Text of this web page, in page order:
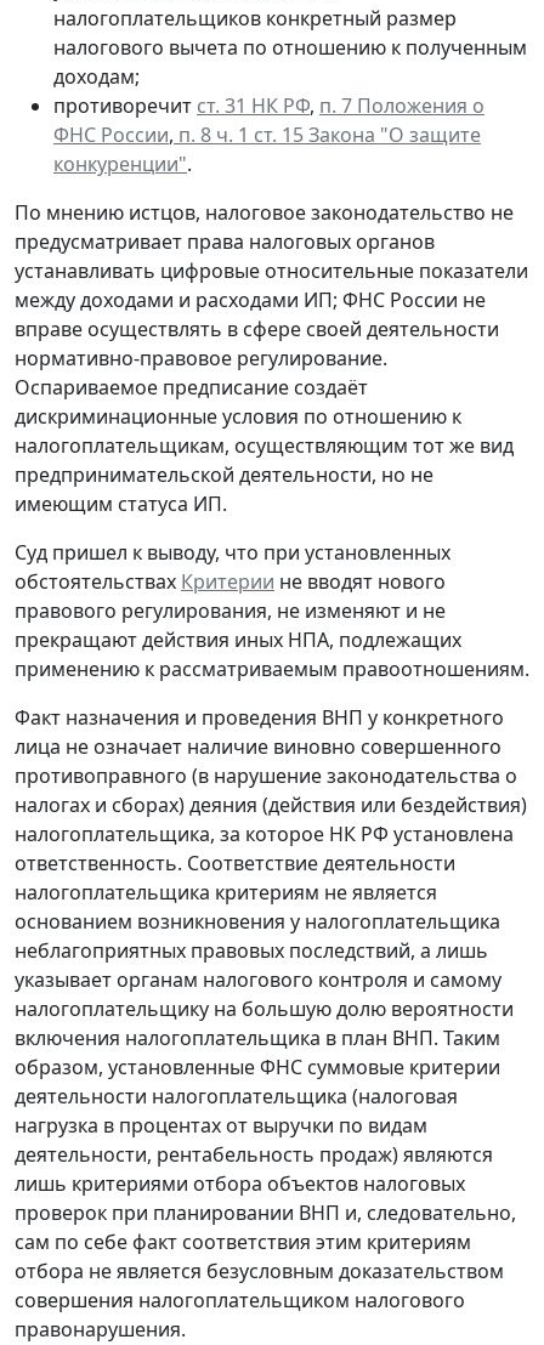
налогоплательщиков конкретный размер
налогового вычета по отношению к полученным
доходам;
противоречит ст. 31 НК РФ, п. 7 Положения о
ФНС России, п. 8 ч. 1 ст. 15 Закона "О защите
конкуренции".
По мнению истцов, налоговое законодательство не
предусматривает права налоговых органов
устанавливать цифровые относительные показатели
между доходами и расходами ИП; ФНС России не
вправе осуществлять в сфере своей деятельности
нормативно-правовое регулирование.
Оспариваемое предписание создаёт
дискриминационные условия по отношению к
налогоплательщикам, осуществляющим тот же вид
предпринимательской деятельности, но не
имеющим статуса ИП.
Суд пришел к выводу, что при установленных
обстоятельствах Критерии не вводят нового
правового регулирования, не изменяют и не
прекращают действия иных НПА, подлежащих
применению к рассматриваемым правоотношениям.
Факт назначения и проведения ВНП у конкретного
лица не означает наличие виновно совершенного
противоправного (в нарушение законодательства о
налогах и сборах) деяния (действия или бездействия)
налогоплательщика, за которое НК РФ установлена
ответственность. Соответствие деятельности
налогоплательщика критериям не является
основанием возникновения у налогоплательщика
неблагоприятных правовых последствий, а лишь
указывает органам налогового контроля и самому
налогоплательщику на большую долю вероятности
включения налогоплательщика в план ВНП. Таким
образом, установленные ФНС суммовые критерии
деятельности налогоплательщика (налоговая
нагрузка в процентах от выручки по видам
деятельности, рентабельность продаж) являются
лишь критериями отбора объектов налоговых
проверок при планировании ВНП и, следовательно,
сам по себефакт соответствия этим критериям
отбора не является безусловным доказательством
совершения налогоплательщиком налогового
правонарушения.